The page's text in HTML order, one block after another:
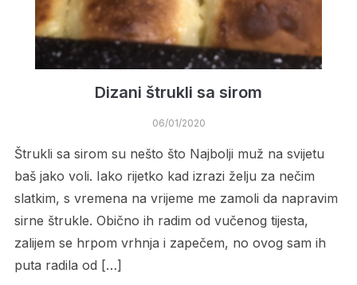
Dizani štrukli sa sirom
06/01/2020
Štrukli sa sirom su nešto što Najbolji muž na svijetu
baš jako voli. Iako rijetko kad izrazi želju za nečim
slatkim, s vremena na vrijeme me zamoli da napravim
sirne štrukle. Obično ih radim od vučenog tijesta,
zalijem se hrpom vrhnja i zapečem, no ovog sam ih
puta radila od […]